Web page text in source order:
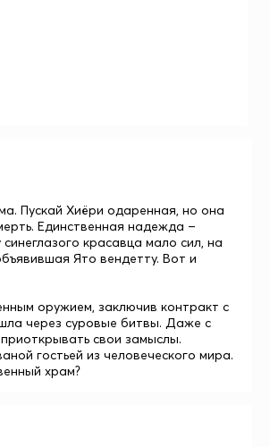
Пускай Хиёри одаренная, но она
Единственная надежда –
красавца мало сил, на
Ято вендетту. Вот и
оружием, заключив контракт с
через суровые битвы. Даже с
свои замыслы.
гостьей из человеческого мира.
храм?